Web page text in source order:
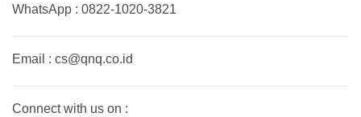
WhatsApp : 0822-1020-3821
Email : cs@qnq.co.id
Connect with us on :